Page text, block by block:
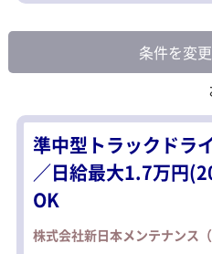
条件を変
準中型トラックドラ
／日給最大1.7万円
OK
株式会社新日本メンテナンス（